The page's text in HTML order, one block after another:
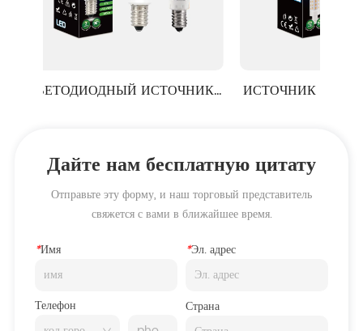
СВЕТОДИОДНЫЙ ИСТОЧНИК
ИСТОЧНИК
Дайте нам бесплатную цитату
Отправьте эту форму, и наш торговый представитель
свяжется с вами в ближайшее время.
*Имя *Эл. адрес
Телефон Страна